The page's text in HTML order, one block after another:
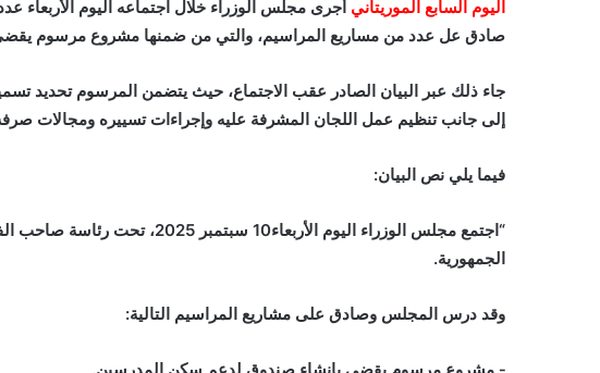
اليوم السابع الموريتاني أجرى مجلس الوزراء خلال اجتماعه اليوم الأربعاء
صادق عل عدد من مساريع المراسيم، والتي من ضمنها مشروع مرسوم
جاء ذلك عبر البيان الصادر عقب الاجتماع، حيث يتضمن المرسوم تحديد
إلى جانب تنظيم عمل اللجان المشرفة عليه وإجراءات تسييره ومجالات
فيما يلي نص البيان:
“اجتمع مجلس الوزراء اليوم
الجمهورية.
وقد درس المجلس وصادق على مشاريع المراسيم التالية:
‐ مشروع مرسوم يقضي بإنشاء صندوق لدعم سكن المدرسين.